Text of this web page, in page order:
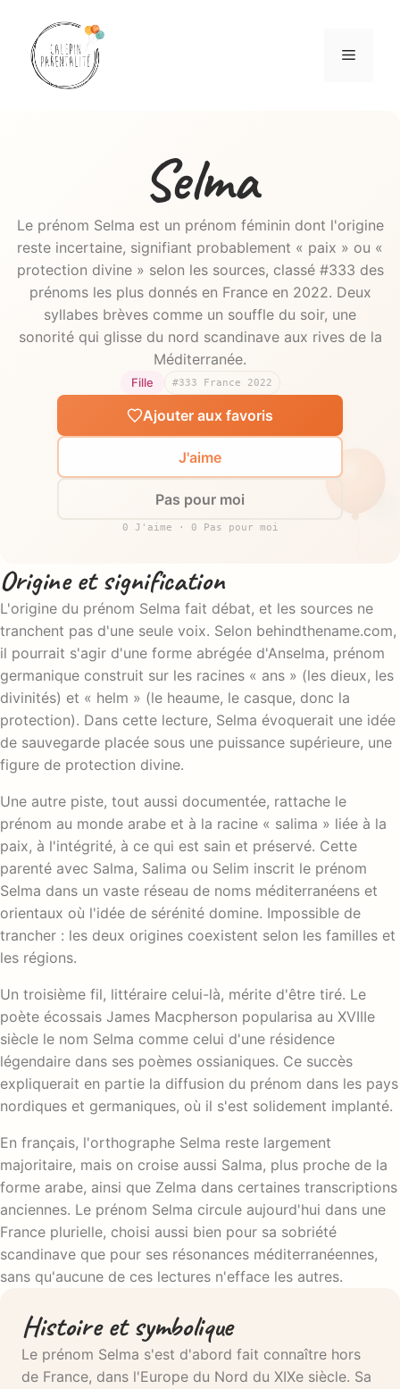
contenu
Menu
Selma
Le prénom Selma est un prénom féminin dont l'origine
reste incertaine, signifiant probablement « paix » ou «
protection divine » selon les sources, classé #333 des
prénoms les plus donnés en France en 2022. Deux
syllabes brèves comme un souffle du soir, une
sonorité qui glisse du nord scandinave aux rives de la
Méditerranée.
Fille #333 France 2022
Ajouter aux favoris
J'aime
Pas pour moi
0 J'aime · 0 Pas pour moi
Origine et signification
L'origine du prénom Selma fait débat, et les sources ne
tranchent pas d'une seule voix. Selon behindthename.com,
il pourrait s'agir d'une forme abrégée d'Anselma, prénom
germanique construit sur les racines « ans » (les dieux, les
divinités) et « helm » (le heaume, le casque, donc la
protection). Dans cette lecture, Selma évoquerait une idée
de sauvegarde placée sous une puissance supérieure, une
figure de protection divine.
Une autre piste, tout aussi documentée, rattache le
prénom au monde arabe et à la racine « salima » liée à la
paix, à l'intégrité, à ce qui est sain et préservé. Cette
parenté avec Salma, Salima ou Selim inscrit le prénom
Selma dans un vaste réseau de noms méditerranéens et
orientaux où l'idée de sérénité domine. Impossible de
trancher : les deux origines coexistent selon les familles et
les régions.
Un troisième fil, littéraire celui-là, mérite d'être tiré. Le
poète écossais James Macpherson popularisa au XVIIIe
siècle le nom Selma comme celui d'une résidence
légendaire dans ses poèmes ossianiques. Ce succès
expliquerait en partie la diffusion du prénom dans les pays
nordiques et germaniques, où il s'est solidement implanté.
En français, l'orthographe Selma reste largement
majoritaire, mais on croise aussi Salma, plus proche de la
forme arabe, ainsi que Zelma dans certaines transcriptions
anciennes. Le prénom Selma circule aujourd'hui dans une
France plurielle, choisi aussi bien pour sa sobriété
scandinave que pour ses résonances méditerranéennes,
sans qu'aucune de ces lectures n'efface les autres.
Histoire et symbolique
Le prénom Selma s'est d'abord fait connaître hors
de France, dans l'Europe du Nord du XIXe siècle. Sa